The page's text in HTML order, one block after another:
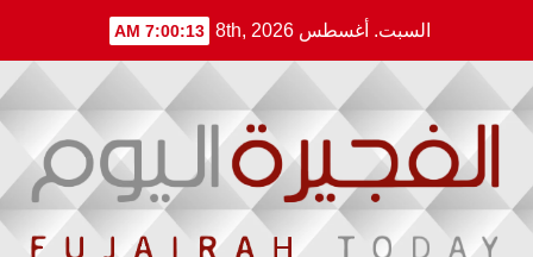
content
السبت. أغسطس 8th, 2026 7:00:13 AM